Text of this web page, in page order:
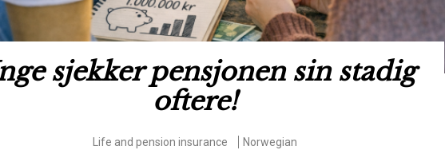
sjekker pensjonen sin stadig
oftere!
Life and pension insurance Norwegian